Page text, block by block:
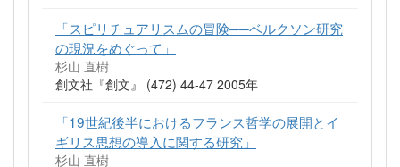
「スピリチュアリスムの冒険──ベルクソン研究
の現況をめぐって」
杉山 直樹
創文社『創文』 (472) 44-47 2005年
「19世紀後半におけるフランス哲学の展開とイ
ギリス思想の導入に関する研究」
杉山 直樹